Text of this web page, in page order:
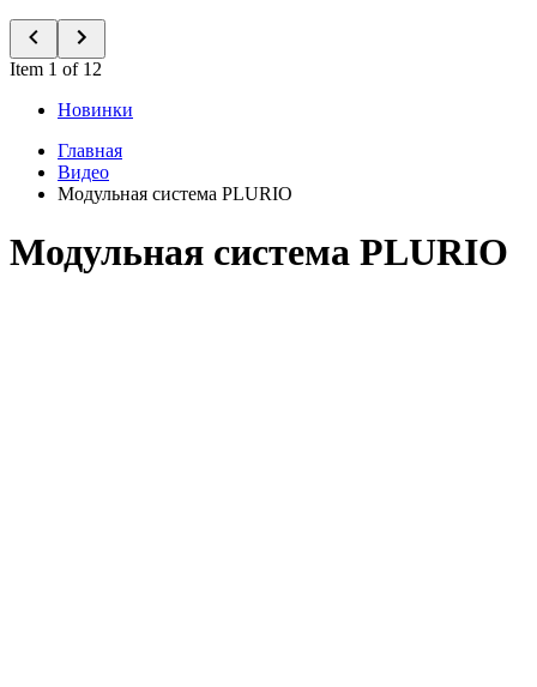
Item 1 of 12
Новинки
Главная
Видео
Модульная система PLURIO
Модульная система PLURIO